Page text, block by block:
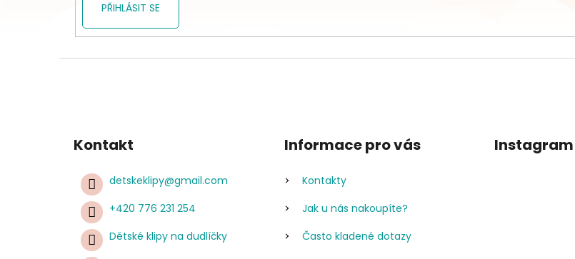
PŘIHLÁSIT SE
Kontakt
detskeklipy@gmail.com
+420 776 231 254
Dětské klipy na dudlíčky
Informace pro vás
Kontakty
Jak u nás nakoupíte?
Často kladené dotazy
Instagram